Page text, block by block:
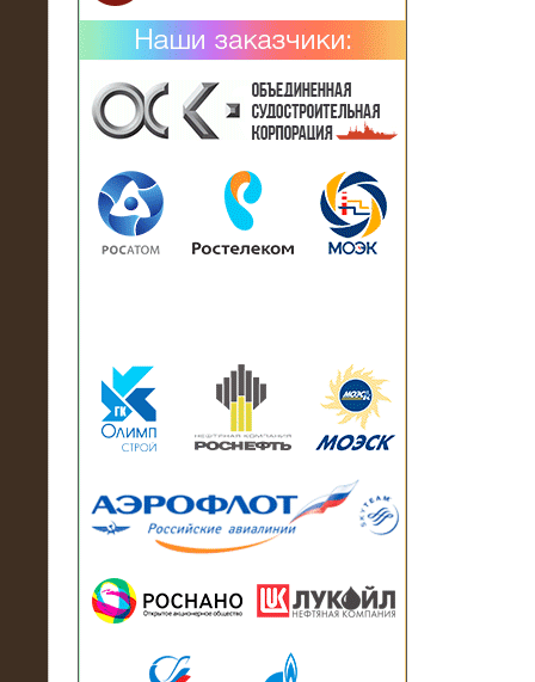
02.02.2019
Нагрузочный комплекс 26 МВт (10
кВ) поставлен в аренду на
13.07.2018
модуль в контейнере 2700 кВА на
Балтийский завод